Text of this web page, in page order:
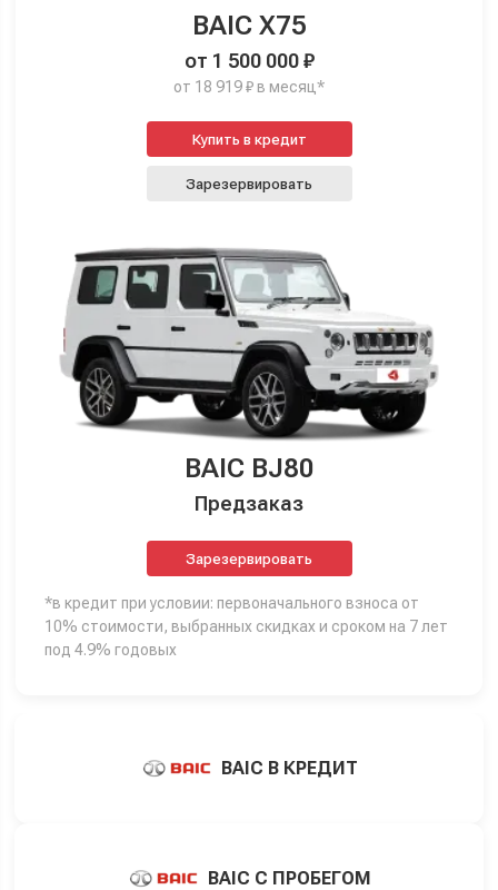
BAIC X75
от 1 500 000 ₽
от 18 919 ₽ в месяц*
Купить в кредит
Зарезервировать
BAIC BJ80
Предзаказ
Зарезервировать
*в кредит при условии: первоначального взноса от
10% стоимости, выбранных скидках и сроком на 7 лет
под 4.9% годовых
BAIC В КРЕДИТ
BAIC С ПРОБЕГОМ